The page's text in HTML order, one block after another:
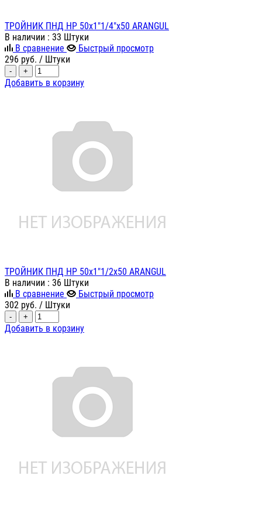
ТРОЙНИК ПНД НР 50х1"1/4"х50 ARANGUL
В наличии : 33 Штуки
В сравнение
Быстрый просмотр
296 руб. / Штуки
- +
Добавить в корзину
ТРОЙНИК ПНД НР 50х1"1/2х50 ARANGUL
В наличии : 36 Штуки
В сравнение
Быстрый просмотр
302 руб. / Штуки
- +
Добавить в корзину